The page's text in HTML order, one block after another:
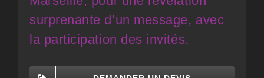
surprenante d’un message, avec
la participation des invités.